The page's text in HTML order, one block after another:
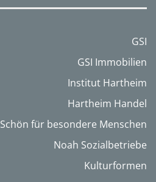
GSI
GSI Immobilien
Institut Hartheim
Hartheim Handel
Schön für besondere Menschen
Noah Sozialbetriebe
Kulturformen